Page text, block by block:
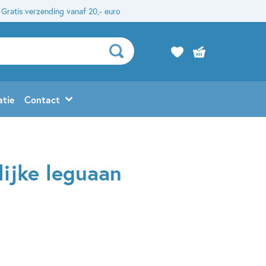
Gratis verzending vanaf 20,- euro
Contact
leguaan